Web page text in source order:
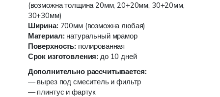
(возможна толщина 20мм, 20+20мм, 30+20мм,
30+30мм)
Ширина: 700мм (возможна любая)
Материал: натуральный мрамор
Поверхность: полированная
Срок изготовления: до 10 дней
Дополнительно рассчитывается:
— вырез под смеситель и фильтр
— плинтус и фартук